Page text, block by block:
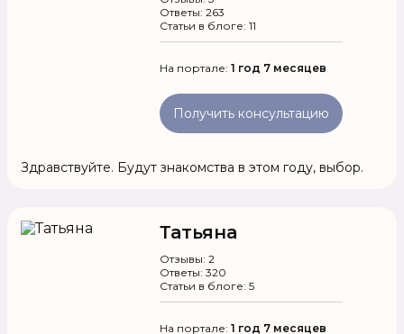
Ответы: 263
Статьи в блоге: 11
На портале: 1 год 7 месяцев
Получить консультацию
Здравствуйте. Будут знакомства в этом году, выбор.
Татьяна
Отзывы: 2
Ответы: 320
Статьи в блоге: 5
На портале: 1 год 7 месяцев